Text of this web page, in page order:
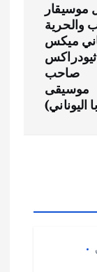
موسيقار
والحرية
ميكس
ثيودراكس
صاحب
موسيقى
اليوناني)